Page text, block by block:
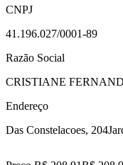
CNPJ
41.196.027/0001-89
Razão Social
CRISTIANE
Endereço
Das Constelacoes, 204